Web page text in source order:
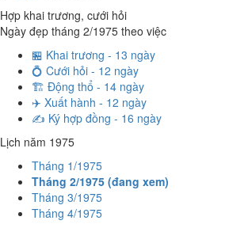
Hợp khai trương, cưới hỏi
Ngày đẹp tháng 2/1975 theo việc
🏪 Khai trương - 13 ngày
💍 Cưới hỏi - 12 ngày
🏗️ Động thổ - 14 ngày
✈️ Xuất hành - 12 ngày
✍️ Ký hợp đồng - 16 ngày
Lịch năm 1975
Tháng 1/1975
Tháng 2/1975 (đang xem)
Tháng 3/1975
Tháng 4/1975